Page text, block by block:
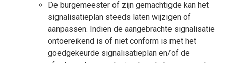
De burgemeester of zijn gemachtigde kan het
signalisatieplan steeds laten wijzigen of
aanpassen. Indien de aangebrachte signalisatie
ontoereikend is of niet conform is met het
goedgekeurde signalisatieplan en/of de